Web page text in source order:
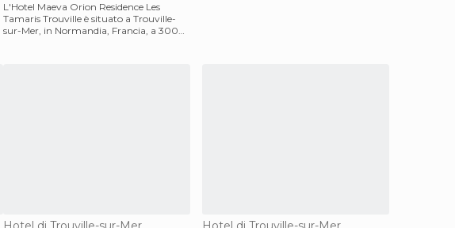
L'Hotel Maeva Orion Residence Les
Tamaris Trouville è situato a Trouville-
sur-Mer, in Normandia, Francia, a 300